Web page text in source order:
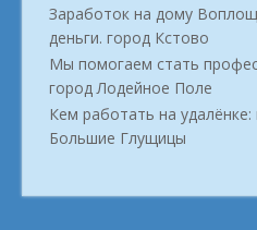
Заработок на дому
деньги. город Кстово
Мы помогаем стать
город Лодейное Поле
Кем работать на удалёнке:
Большие Глущицы